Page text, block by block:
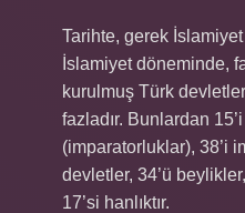
Tarihte, gerek
İslamiyet döneminde,
kurulmuş Türk
fazladır. Bunlardan
(imparatorluklar), 38’i
devletler, 34’ü
17’si hanlıktır.